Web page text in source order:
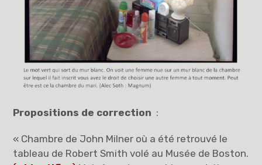
Propositions de correction :
« Chambre de John Milner où a été retrouvé le
tableau de Robert Smith volé au Musée de Boston.